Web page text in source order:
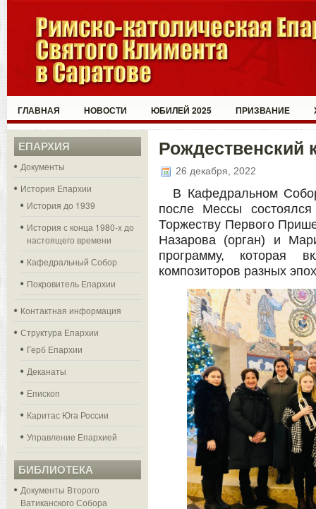
ГЛАВНАЯ НОВОСТИ ЮБИЛЕЙ 2025 ПРИЗВАНИЕ
ЕПАРХИЯ
Документы
История Епархии
История до 1939
История с конца 1980-х до
настоящего времени
Кафедральный Собор
Покровитель Епархии
Контактная информация
Структура Епархии
Герб Епархии
Деканаты
Епископ
Каритас Юга России
Управление Епархией
БИБЛИОТЕКА
Документы Второго
Ватиканского Собора
Рождественский
26 декабря, 2022
В Кафедральном
после Мессы
Торжеству Первого
Назарова (орган) и
программу, которая
композиторов разных